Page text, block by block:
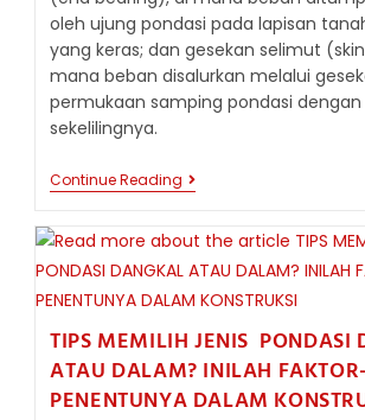
oleh ujung pondasi pada lapisan
yang keras; dan gesekan selimut
mana beban disalurkan melalui
permukaan samping pondasi
sekelilingnya.
Continue Reading PERAN
STRATEGIS
DALAM:
BEBAN
KE
KEDALAMAN
TANAH
YANG
KUAT
TIPS MEMILIH JENIS PONDASI
ATAU DALAM? INILAH
PENENTUNYA DALAM